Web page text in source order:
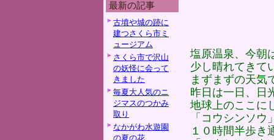
最新の記事
古墳や城の跡に
建つさくら市ミ
ュージアム
さくら市で沢山
の妖怪に会って
きました
毎夏大人気のニ
ジマスのつかみ
取り
なかがわ水遊園
の夏の花
塩原温泉、今朝
少し晴れてきて
まずまずの天気
昨日は一日、日
地球上のここに
「コウシンソ
１０時間半歩き